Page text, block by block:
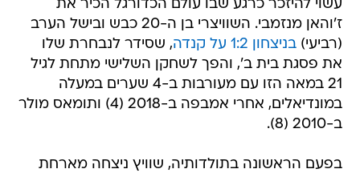
עשוי להיזכר כרגע שבו עולם הכדורגל הכיר את
ז'והאן מנזמבי. השוויצרי בן ה-20 כבש ובישל הערב
(רביעי)בניצחון 1:2 על קנדה
, שסידר לנבחרת שלו
את פסגת בית ב', והפך לשחקן השלישי מתחת לגיל
21 במאה הזו עם מעורבות ב-4 שערים במעלה
במונדיאלים, אחרי אמבפה ב-2018 (4) ותומאס מולר
ב-2010 (8).
בפעם הראשונה בתולדותיה, שוויץ ניצחה מארחת